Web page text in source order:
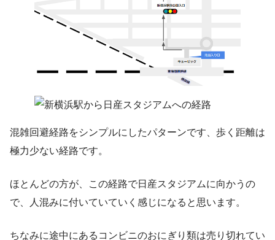
混雑回避経路をシンプルにしたパターンです、歩く距離は
極力少ない経路です。
ほとんどの方が、この経路で日産スタジアムに向かうの
で、人混みに付いていていく感じになると思います。
ちなみに途中にあるコンビニのおにぎり類は売り切れてい